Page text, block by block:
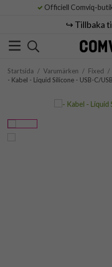
Officiell Comviq-
↪️ Tillbaka
Startsida / Varumärken / Fixed /
- Kabel - Liquid Silicone - USB-C/